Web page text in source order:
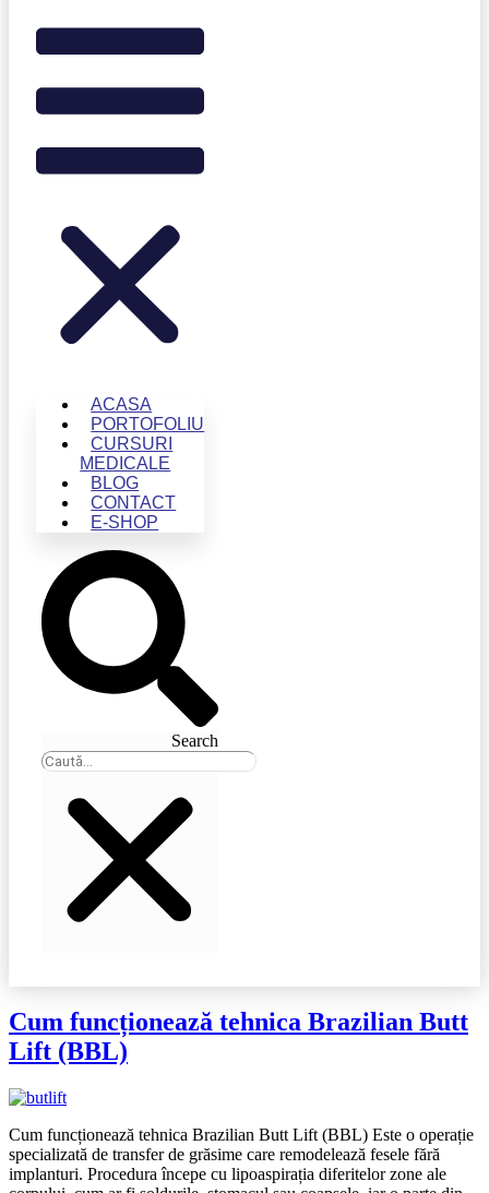
ACASA
PORTOFOLIU
CURSURI
MEDICALE
BLOG
CONTACT
E-SHOP
Search
Cum funcționează tehnica Brazilian Butt
Lift (BBL)
Cum funcționează tehnica Brazilian Butt Lift (BBL) Este o operație
specializată de transfer de grăsime care remodelează fesele fără
implanturi. Procedura începe cu lipoaspirația diferitelor zone ale